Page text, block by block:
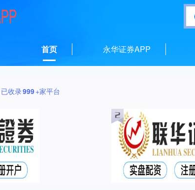
首页 永华证券APP
已收录999+家平台